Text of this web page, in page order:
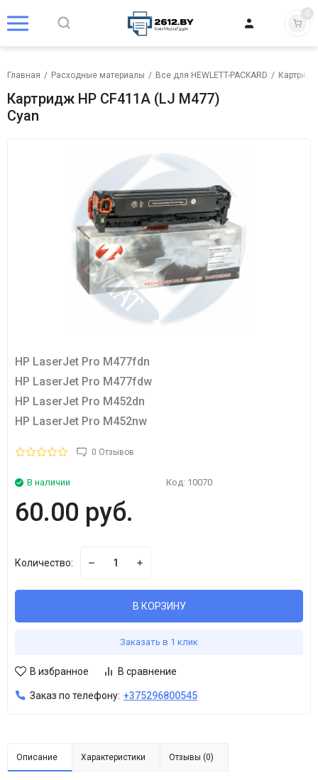
0
Главная / Расходные материалы / Все для HEWLETT-PACKARD /
Картридж HP CF411A (LJ M477)
Cyan
HP LaserJet Pro M477fdn
HP LaserJet Pro M477fdw
HP LaserJet Pro M452dn
HP LaserJet Pro M452nw
0 Отзывов
В наличии Код: 10070
60.00 руб.
Количество:
В КОРЗИНУ
Заказать в 1 клик
В избранное В сравнение
Заказ по телефону: +375296800545
Описание Характеристики Отзывы (0)